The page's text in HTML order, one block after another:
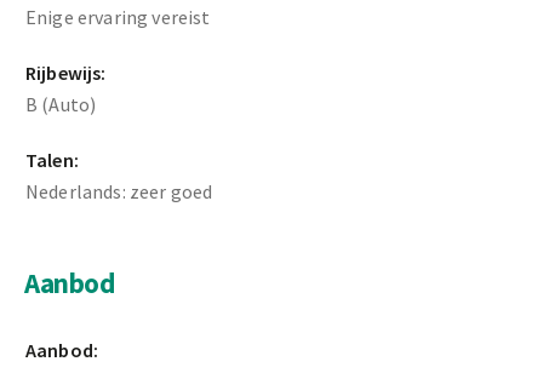
Enige ervaring vereist
Rijbewijs:
B (Auto)
Talen:
Nederlands: zeer goed
Aanbod
Aanbod: